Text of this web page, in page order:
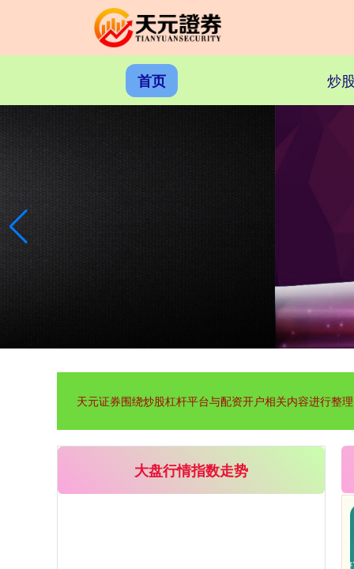
首页 炒
天元证券围绕炒股杠杆平台与配资开户相关内容进行整
大盘行情指数走势